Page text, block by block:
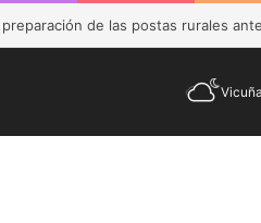
de las postas rurales
Vicuña